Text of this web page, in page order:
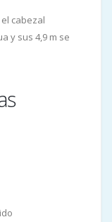
cabezal
y sus 4,9 m se